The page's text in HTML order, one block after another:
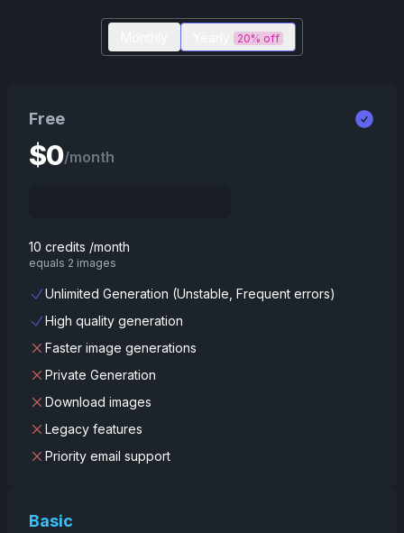
20% off
Free
$0/month
10 credits /month
equals 2 images
Unlimited Generation (Unstable, Frequent errors)
High quality generation
Faster image generations
Private Generation
Download images
Legacy features
Priority email support
Basic